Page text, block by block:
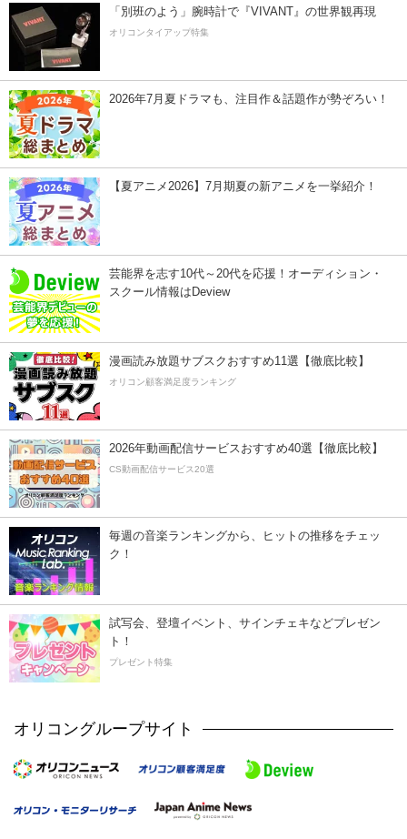
「別班のよう」腕時計で『VIVANT』の世界観再現
オリコンタイアップ特集
2026年7月夏ドラマも、注目作＆話題作が勢ぞろい！
【夏アニメ2026】7月期夏の新アニメを一挙紹介！
芸能界を志す10代～20代を応援！オーディション・
スクール情報はDeview
漫画読み放題サブスクおすすめ11選【徹底比較】
オリコン顧客満足度ランキング
2026年動画配信サービスおすすめ40選【徹底比較】
CS動画配信サービス20選
毎週の音楽ランキングから、ヒットの推移をチェッ
ク！
試写会、登壇イベント、サインチェキなどプレゼン
ト！
プレゼント特集
オリコングループサイト